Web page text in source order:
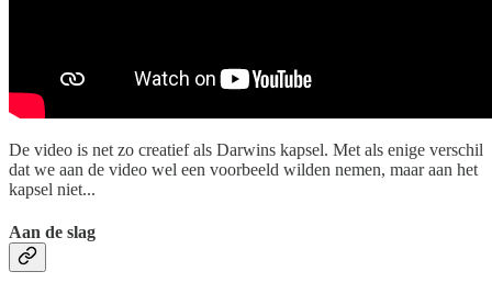
De video is net zo creatief als Darwins kapsel. Met als enige verschil
dat we aan de video wel een voorbeeld wilden nemen, maar aan het
kapsel niet...
Aan de slag